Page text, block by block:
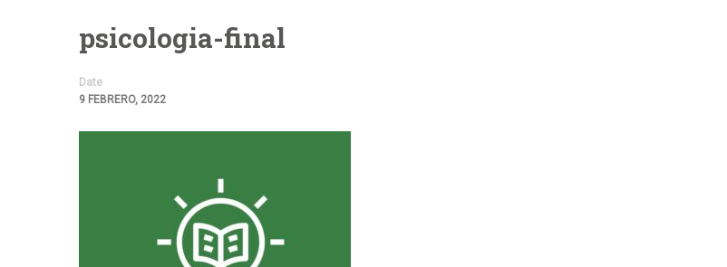
psicologia-final
Date
9 FEBRERO, 2022